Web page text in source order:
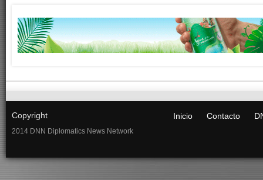
Copyright
2014 DNN Diplomatics News Network
Inicio Contacto